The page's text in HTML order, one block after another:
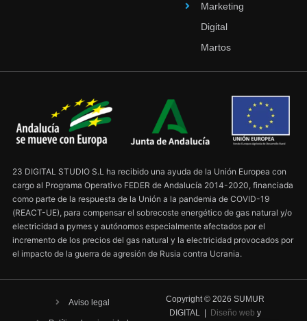
Marketing
Digital
Martos
23 DIGITAL STUDIO S.L ha recibido una ayuda de la Unión Europea con
cargo al Programa Operativo FEDER de Andalucía 2014-2020, financiada
como parte de la respuesta de la Unión a la pandemia de COVID-19
(REACT-UE), para compensar el sobrecoste energético de gas natural y/o
electricidad a pymes y autónomos especialmente afectados por el
incremento de los precios del gas natural y la electricidad provocados por
el impacto de la guerra de agresión de Rusia contra Ucrania.
Copyright ©2026 SUMUR
DIGITAL | Diseño web y
Aviso legal